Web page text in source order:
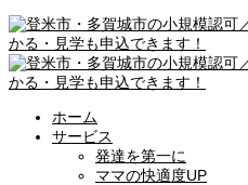
ホーム
サービス
発達を第一に
ママの快適度UP